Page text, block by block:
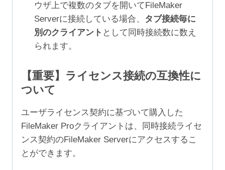
ウザ上で複数のタブを開いてFileMaker
Serverに接続している場合、 タブ接続毎に
別のクライアント として同時接続数に数え
られます。
【重要】ライセンス接続の互換性に
ついて
ユーザライセンス契約に基づいて購入した
FileMaker Proクライアントは、同時接続ライセ
ンス契約のFileMaker Serverにアクセスするこ
とができます。